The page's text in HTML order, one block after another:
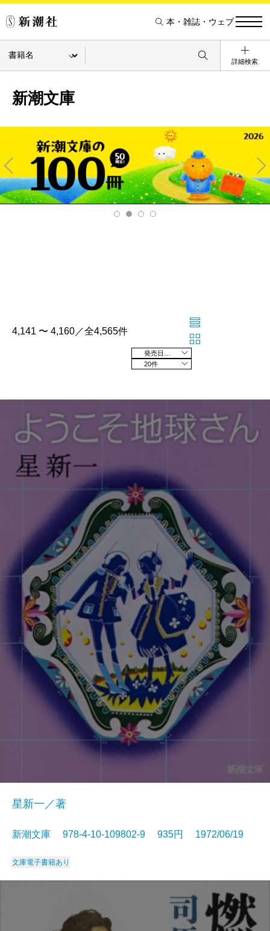
本・雑誌・ウェブ
詳細検索
新潮文庫
Pre
v
Ne
xt
4,141 〜 4,160／全4,565件
20件
星新一／著
新潮文庫 978-4-10-109802-9 935円 1972/06/19
文庫電子書籍あり